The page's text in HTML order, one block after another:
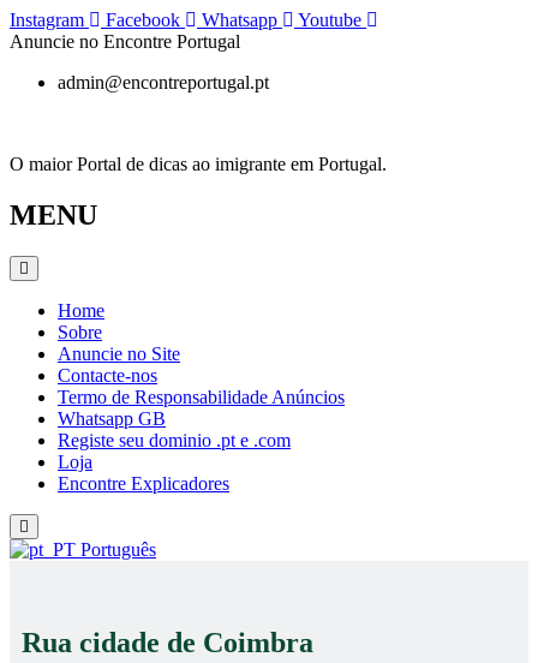
Pular
para
conteúdo
Instagram Facebook Whatsapp
Youtube
Anuncie no Encontre Portugal
admin@encontreportugal.pt
O maior Portal de dicas ao imigrante em Portugal.
MENU
Home
Sobre
Anuncie no Site
Contacte-nos
Termo de Responsabilidade Anúncios
Whatsapp GB
Registe seu dominio .pt e .com
Loja
Encontre Explicadores
Português
Rua cidade de Coimbra